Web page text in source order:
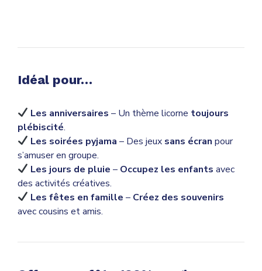
Idéal pour…
Les anniversaires – Un thème licorne toujours
plébiscité.
Les soirées pyjama – Des jeux sans écran pour
s’amuser en groupe.
Les jours de pluie – Occupez les enfants avec
des activités créatives.
Les fêtes en famille – Créez des souvenirs
avec cousins et amis.